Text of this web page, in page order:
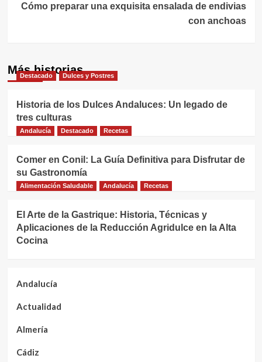
Cómo preparar una exquisita ensalada de endivias
con anchoas
Más historias
Destacado Dulces y Postres
Historia de los Dulces Andaluces: Un legado de
tres culturas
Andalucía Destacado Recetas
Comer en Conil: La Guía Definitiva para Disfrutar de
su Gastronomía
Alimentación Saludable Andalucía Recetas
El Arte de la Gastrique: Historia, Técnicas y
Aplicaciones de la Reducción Agridulce en la Alta
Cocina
Andalucía
Actualidad
Almería
Cádiz